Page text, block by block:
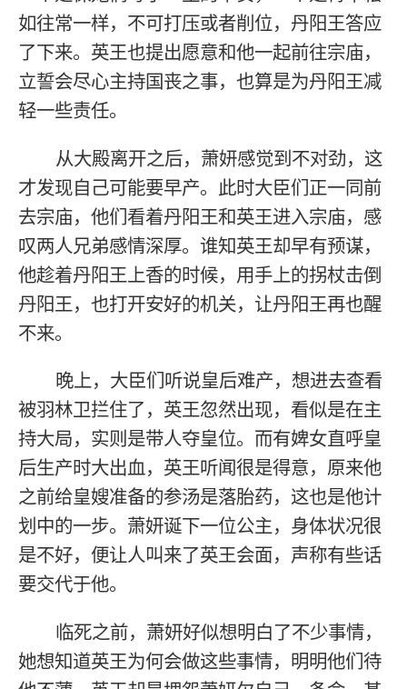
如往常一样，不可打压或者削位，丹阳王答应
了下来。英王也提出愿意和他一起前往宗庙，
立誓会尽心主持国丧之事，也算是为丹阳王减
轻一些责任。
从大殿离开之后，萧妍感觉到不对劲，这
才发现自己可能要早产。此时大臣们正一同前
去宗庙，他们看着丹阳王和英王进入宗庙，感
叹两人兄弟感情深厚。谁知英王却早有预谋，
他趁着丹阳王上香的时候，用手上的拐杖击倒
丹阳王，也打开安好的机关，让丹阳王再也醒
不来。
晚上，大臣们听说皇后难产，想进去查看
被羽林卫拦住了，英王忽然出现，看似是在主
持大局，实则是带人夺皇位。而有婢女直呼皇
后生产时大出血，英王听闻很是得意，原来他
之前给皇嫂准备的参汤是落胎药，这也是他计
划中的一步。萧妍诞下一位公主，身体状况很
是不好，便让人叫来了英王会面，声称有些话
要交代于他。
临死之前，萧妍好似想明白了不少事情，
她想知道英王为何会做这些事情，明明他们待